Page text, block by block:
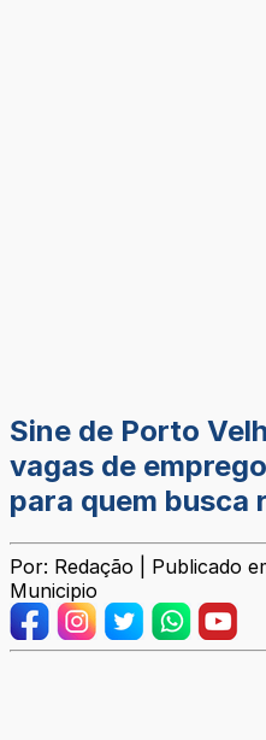
Sine de Porto
vagas de
para quem busca
Por: Redação | Publicado
Municipio